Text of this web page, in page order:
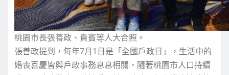
桃園市長張善政、貴賓等人大合照。
張善政提到，每年7月1日是「全國戶政日」，生活中的
婚喪喜慶皆與戶政事務息息相關，隨著桃園市人口持續